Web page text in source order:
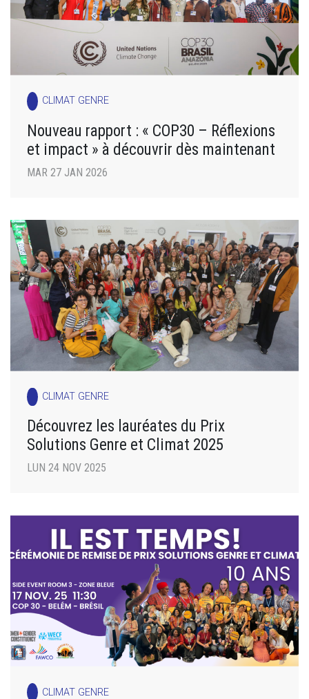
CLIMAT GENRE
Nouveau rapport : « COP30 – Réflexions
et impact » à découvrir dès maintenant
MAR 27 JAN 2026
CLIMAT GENRE
Découvrez les lauréates du Prix
Solutions Genre et Climat 2025
LUN 24 NOV 2025
CLIMAT GENRE